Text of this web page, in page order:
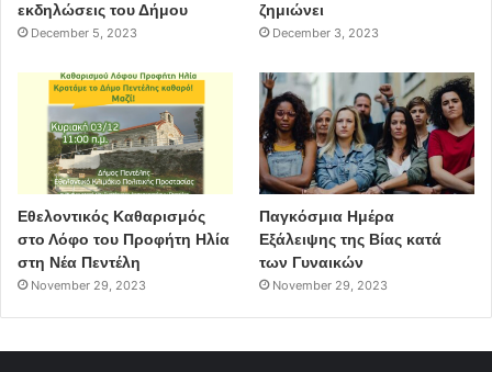
εκδηλώσεις του Δήμου
December 5, 2023
ζημιώνει
December 3, 2023
Εθελοντικός Καθαρισμός
στο Λόφο του Προφήτη Ηλία
στη Νέα Πεντέλη
November 29, 2023
Παγκόσμια Ημέρα
Εξάλειψης της Βίας κατά
των Γυναικών
November 29, 2023